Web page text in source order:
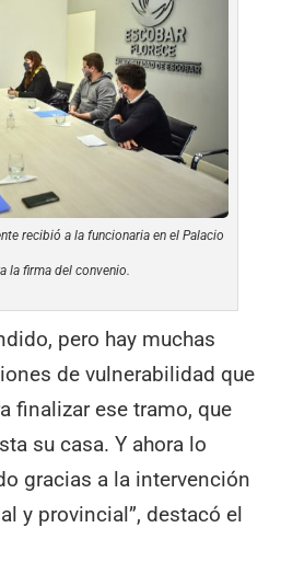
recibió a la funcionaria en el Palacio
la firma del convenio.
pero hay muchas
de vulnerabilidad que
finalizar ese tramo, que
su casa. Y ahora lo
gracias a la intervención
y provincial”, destacó el